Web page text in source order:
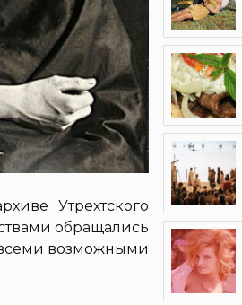
Утрехтского
обращались
возможными